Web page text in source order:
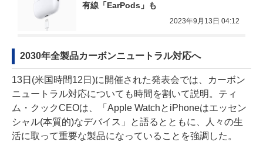
有線「EarPods」も
2023年9月13日 04:12
2030年全製品カーボンニュートラル対応へ
13日(米国時間12日)に開催された発表会では、カーボン
ニュートラル対応についても時間を割いて説明。ティ
ム・クックCEOは、「Apple WatchとiPhoneはエッセン
シャル(本質的)なデバイス」と語るとともに、人々の生
活に取って重要な製品になっていることを強調した。